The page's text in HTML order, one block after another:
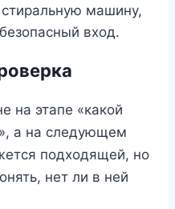
машину,
вход.
на этапе «какой
а на следующем
подходящей, но
нет ли в ней